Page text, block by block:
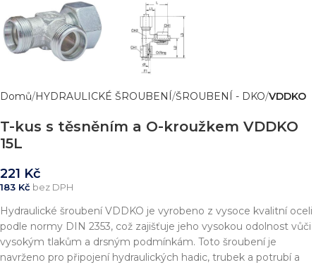
Domů HYDRAULICKÉ ŠROUBENÍ ŠROUBENÍ - DKO VDDKO
T-kus s těsněním a O-kroužkem VDDKO
15L
221 Kč
183 Kč bez DPH
Hydraulické šroubení VDDKO je vyrobeno z vysoce kvalitní oceli
podle normy DIN 2353, což zajišťuje jeho vysokou odolnost vůči
vysokým tlakům a drsným podmínkám. Toto šroubení je
navrženo pro připojení hydraulických hadic, trubek a potrubí a